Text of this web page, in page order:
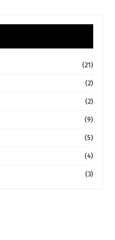
(21)
(2)
(2)
(9)
(5)
(4)
(3)